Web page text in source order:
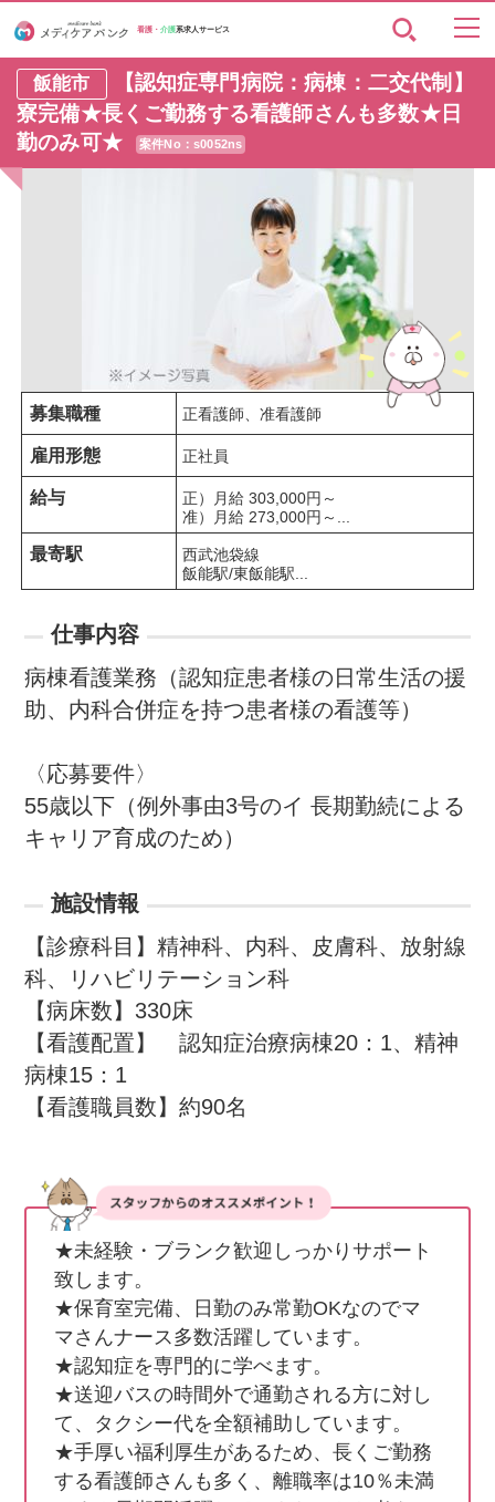
看護・介護系求人サービス
飯能市
【認知症専門病院：病棟：二交代制】
寮完備★長くご勤務する看護師さんも多数★日
勤のみ可★
案件No：s0052ns
募集職種 正看護師、准看護師
雇用形態 正社員
給与
正）月給 303,000円～
准）月給 273,000円～...
最寄駅
西武池袋線
飯能駅/東飯能駅...
仕事内容
病棟看護業務（認知症患者様の日常生活の援
助、内科合併症を持つ患者様の看護等）
〈応募要件〉
55歳以下（例外事由3号のイ 長期勤続による
キャリア育成のため）
施設情報
【診療科目】精神科、内科、皮膚科、放射線
科、リハビリテーション科
【病床数】330床
【看護配置】　認知症治療病棟20：1、精神
病棟15：1
【看護職員数】約90名
★未経験・ブランク歓迎しっかりサポート
致します。
★保育室完備、日勤のみ常勤OKなのでマ
マさんナース多数活躍しています。
★認知症を専門的に学べます。
★送迎バスの時間外で通勤される方に対し
て、タクシー代を全額補助しています。
★手厚い福利厚生があるため、長くご勤務
する看護師さんも多く、離職率は10％未満